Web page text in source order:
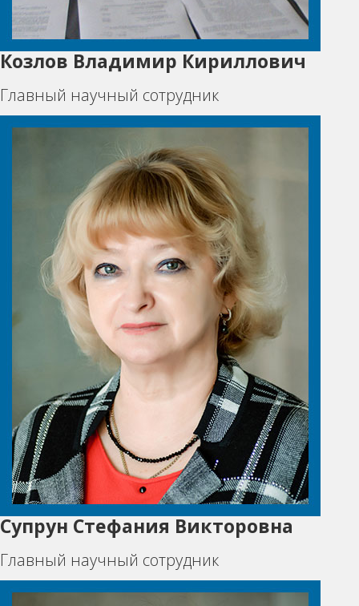
Козлов Владимир Кириллович
Главный научный сотрудник
Супрун Стефания Викторовна
Главный научный сотрудник